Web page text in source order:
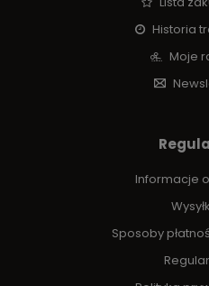
Historia
Moje
Informacje
Sposoby